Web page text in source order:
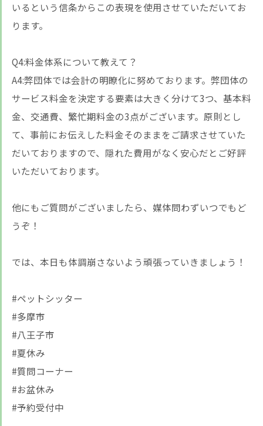
いるという信条からこの表現を使用させていただいてお
ります。
Q4:料金体系について教えて？
A4:弊団体では会計の明瞭化に努めております。弊団体の
サービス料金を決定する要素は大きく分けて3つ、基本料
金、交通費、繁忙期料金の3点がございます。原則とし
て、事前にお伝えした料金そのままをご請求させていた
だいておりますので、隠れた費用がなく安心だとご好評
いただいております。
他にもご質問がございましたら、媒体問わずいつでもど
うぞ！
では、本日も体調崩さないよう頑張っていきましょう！
#ペットシッター
#多摩市
#八王子市
#夏休み
#質問コーナー
#お盆休み
#予約受付中